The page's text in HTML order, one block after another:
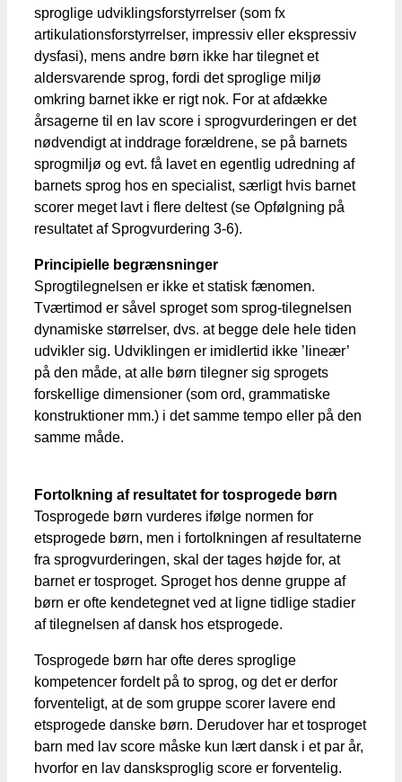
sproglige udviklingsforstyrrelser (som fx
artikulationsforstyrrelser, impressiv eller ekspressiv
dysfasi), mens andre børn ikke har tilegnet et
aldersvarende sprog, fordi det sproglige miljø
omkring barnet ikke er rigt nok. For at afdække
årsagerne til en lav score i sprogvurderingen er det
nødvendigt at inddrage forældrene, se på barnets
sprogmiljø og evt. få lavet en egentlig udredning af
barnets sprog hos en specialist, særligt hvis barnet
scorer meget lavt i flere deltest (se Opfølgning på
resultatet af Sprogvurdering 3-6).
Principielle begrænsninger
Sprogtilegnelsen er ikke et statisk fænomen.
Tværtimod er såvel sproget som sprog-tilegnelsen
dynamiske størrelser, dvs. at begge dele hele tiden
udvikler sig. Udviklingen er imidlertid ikke ’lineær’
på den måde, at alle børn tilegner sig sprogets
forskellige dimensioner (som ord, grammatiske
konstruktioner mm.) i det samme tempo eller på den
samme måde.
Fortolkning af resultatet for tosprogede børn
Tosprogede børn vurderes ifølge normen for
etsprogede børn, men i fortolkningen af resultaterne
fra sprogvurderingen, skal der tages højde for, at
barnet er tosproget. Sproget hos denne gruppe af
børn er ofte kendetegnet ved at ligne tidlige stadier
af tilegnelsen af dansk hos etsprogede.
Tosprogede børn har ofte deres sproglige
kompetencer fordelt på to sprog, og det er derfor
forventeligt, at de som gruppe scorer lavere end
etsprogede danske børn. Derudover har et tosproget
barn med lav score måske kun lært dansk i et par år,
hvorfor en lav dansksproglig score er forventelig.